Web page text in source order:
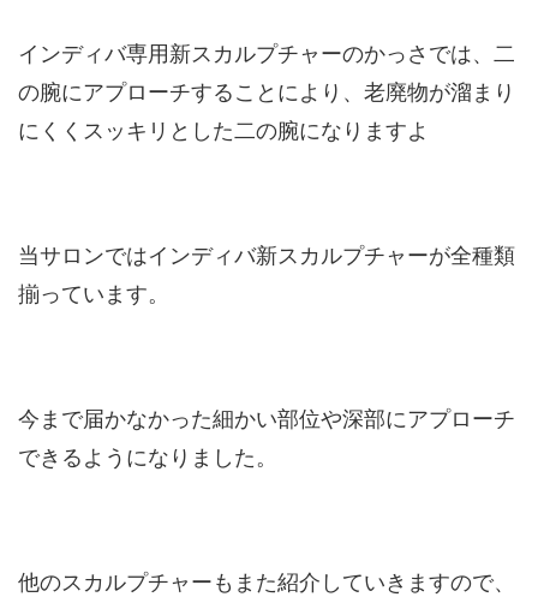
インディバ専用新スカルプチャーのかっさでは、二
の腕にアプローチすることにより、老廃物が溜まり
にくくスッキリとした二の腕になりますよ
当サロンではインディバ新スカルプチャーが全種類
揃っています。
今まで届かなかった細かい部位や深部にアプローチ
できるようになりました。
他のスカルプチャーもまた紹介していきますので、